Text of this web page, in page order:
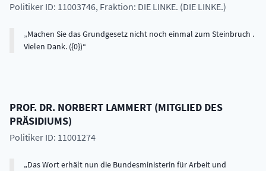
Politiker ID: 11003746, Fraktion: DIE LINKE. (DIE LINKE.)
Machen Sie das Grundgesetz nicht noch einmal zum Steinbruch .
Vielen Dank. ({0})
PROF. DR. NORBERT LAMMERT (MITGLIED DES
PRÄSIDIUMS)
Politiker ID: 11001274
Das Wort erhält nun die Bundesministerin für Arbeit und